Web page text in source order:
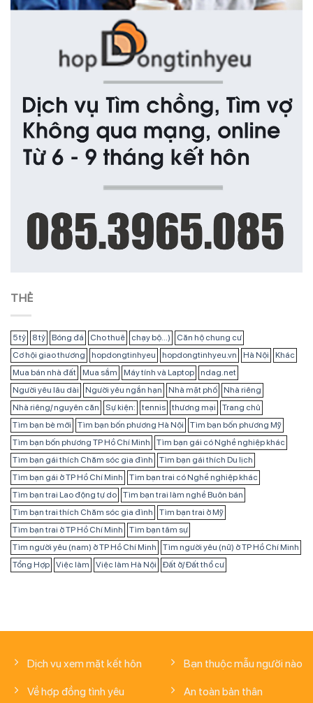
THẺ
5 tỷ 8 tỷ Bóng đá Cho thuê chạy bộ...)
Căn hộ chung cư
Cơ hội giao thương
hopdongtinhyeu hopdongtinhyeu.vn Hà Nội
Khác
Mua bán nhà đất
Mua sắm Máy tính và Laptop
ndag.net
Người yêu lâu dài
Người yêu ngắn hạn Nhà mặt phố
Nhà riêng
Nhà riêng/ nguyên căn
Sự kiện: tennis thương mại
Trang chủ
Tìm bạn bè mới
Tìm bạn bốn phương Hà Nội
Tìm bạn bốn phương Mỹ
Tìm bạn bốn phương TP Hồ Chí Minh
Tìm bạn gái có Nghề nghiệp khác
Tìm bạn gái thích Chăm sóc gia đình
Tìm bạn gái thích Du lịch
Tìm bạn gái ở TP Hồ Chí Minh
Tìm bạn trai có Nghề nghiệp khác
Tìm bạn trai Lao động tự do
Tìm bạn trai làm nghề Buôn bán
Tìm bạn trai thích Chăm sóc gia đình
Tìm bạn trai ở Mỹ
Tìm bạn trai ở TP Hồ Chí Minh
Tìm bạn tâm sự
Tìm người yêu (nam) ở TP Hồ Chí Minh
Tìm người yêu (nữ) ở TP Hồ Chí Minh
Tổng Hợp
Việc làm Việc làm Hà Nội Đất ở/ Đất thổ cư
Dịch vụ xem mặt kết hôn
Về hợp đồng tình yêu
Bạn thuộc mẫu người nào
An toàn bản thân